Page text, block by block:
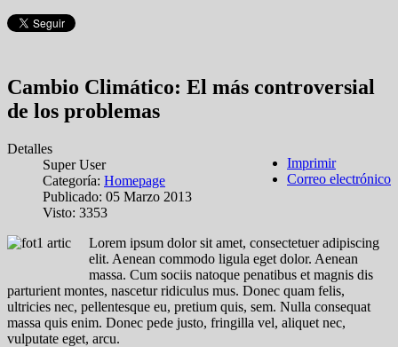
Cambio Climático: El más controversial
de los problemas
Imprimir
Correo electrónico
Detalles
Super User
Categoría: Homepage
Publicado: 05 Marzo 2013
Visto: 3353
Lorem ipsum dolor sit amet, consectetuer adipiscing
elit. Aenean commodo ligula eget dolor. Aenean
massa. Cum sociis natoque penatibus et magnis dis
parturient montes, nascetur ridiculus mus. Donec quam felis,
ultricies nec, pellentesque eu, pretium quis, sem. Nulla consequat
massa quis enim. Donec pede justo, fringilla vel, aliquet nec,
vulputate eget, arcu.